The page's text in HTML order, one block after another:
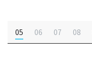
05 06 07 08